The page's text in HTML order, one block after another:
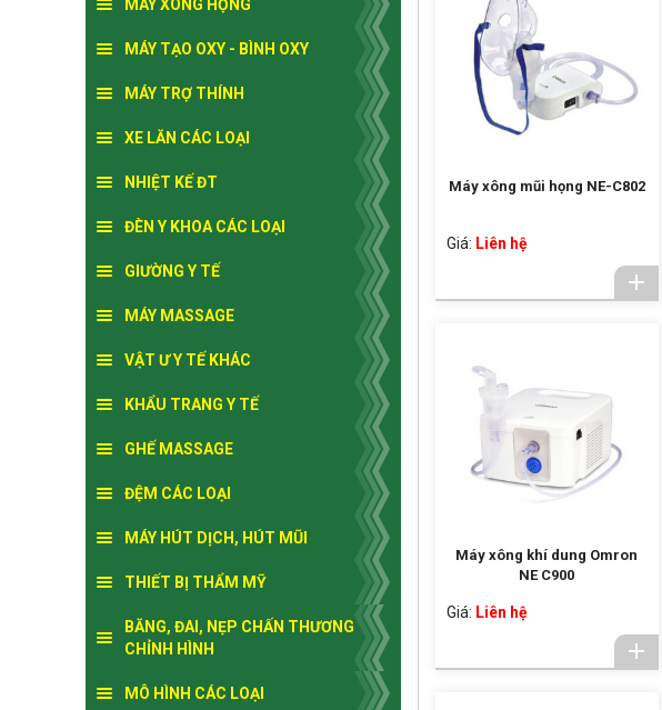
MÁY XÔNG HỌNG
MÁY TẠO OXY - BÌNH OXY
MÁY TRỢ THÍNH
XE LĂN CÁC LOẠI
NHIỆT KẾ ĐT
ĐÈN Y KHOA CÁC LOẠI
GIƯỜNG Y TẾ
MÁY MASSAGE
VẬT Ư Y TẾ KHÁC
KHẨU TRANG Y TẾ
GHẾ MASSAGE
ĐỆM CÁC LOẠI
MÁY HÚT DỊCH, HÚT MŨI
THIẾT BỊ THẨM MỸ
BĂNG, ĐAI, NẸP CHẤN THƯƠNG
CHỈNH HÌNH
MÔ HÌNH CÁC LOẠI
Máy xông mũi họng NE-C802
Giá: Liên hệ
Máy xông khí dung Omron
NE C900
Giá: Liên hệ